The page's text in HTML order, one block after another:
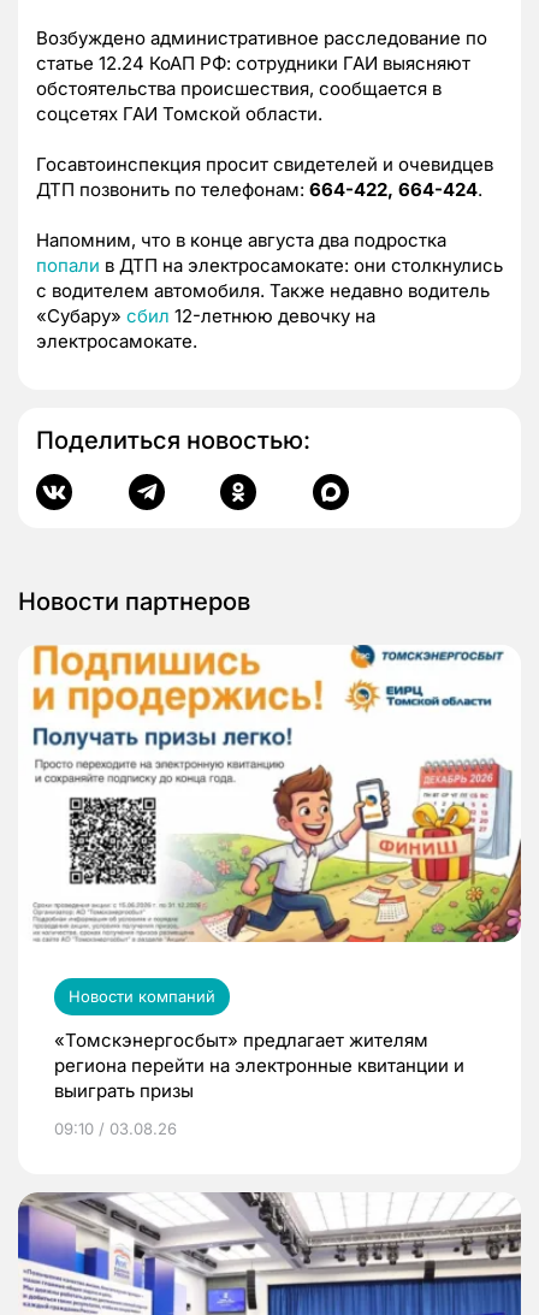
Возбуждено административное расследование по
статье 12.24 КоАП РФ: сотрудники ГАИ выясняют
обстоятельства происшествия, сообщается в
соцсетях ГАИ Томской области.
Госавтоинспекция просит свидетелей и очевидцев
ДТП позвонить по телефонам: 664-422, 664-424.
Напомним, что в конце августа два подростка
попали в ДТП на электросамокате: они столкнулись
с водителем автомобиля. Также недавно водитель
«Субару» сбил 12-летнюю девочку на
электросамокате.
Поделиться новостью:
Новости партнеров
Новости компаний
«Томскэнергосбыт» предлагает жителям
региона перейти на электронные квитанции и
выиграть призы
09:10 / 03.08.26